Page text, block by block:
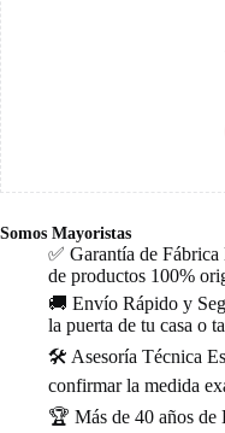
Somos Mayoristas
✅ Garantía de
de productos 100%
🚚 Envío Rápido y
la puerta de tu casa o
🛠️ Asesoría Técnica
confirmar la medida
🏆 Más de 40 años de